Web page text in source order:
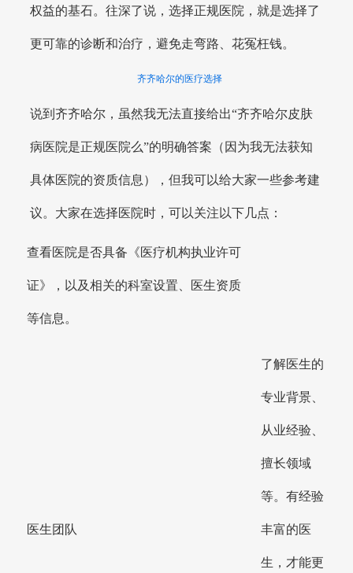
权益的基石。往深了说，选择正规医院，就是选择了
更可靠的诊断和治疗，避免走弯路、花冤枉钱。
齐齐哈尔的医疗选择
说到齐齐哈尔，虽然我无法直接给出“齐齐哈尔皮肤
病医院是正规医院么”的明确答案（因为我无法获知
具体医院的资质信息），但我可以给大家一些参考建
议。大家在选择医院时，可以关注以下几点：
查看医院是否具备《医疗机构执业许可
证》，以及相关的科室设置、医生资质
等信息。
医生团队
了解医生的
专业背景、
从业经验、
擅长领域
等。有经验
丰富的医
生，才能更